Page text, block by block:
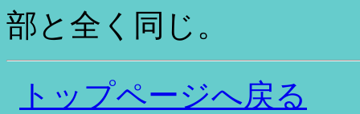
部と全く同じ。
トップページへ戻る